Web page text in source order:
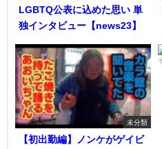
LGBTQ公表に込めた思い 単
独インタビュー【news23】
未分類
【初出勤編】ノンケがゲイビ